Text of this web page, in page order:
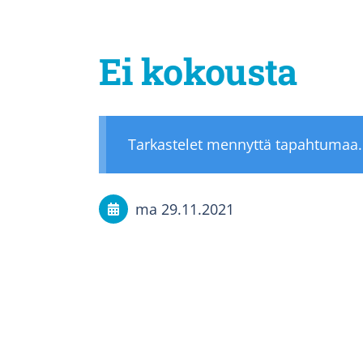
Ei kokousta
Tarkastelet mennyttä tapahtumaa.
ma 29.11.2021